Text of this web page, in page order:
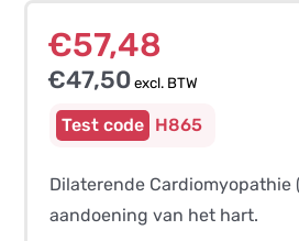
€57,48
€47,50excl. BTW
H865
Dilaterende Cardiomyopathie
aandoening van het hart.